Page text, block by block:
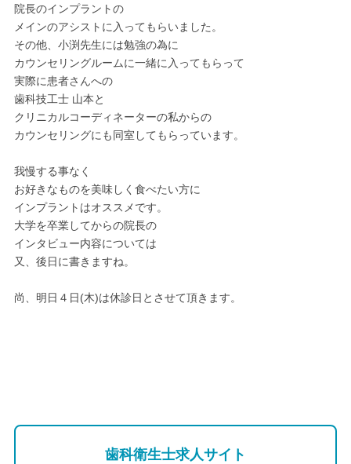
院長のインプラントの
メインのアシストに入ってもらいました。
その他、小渕先生には勉強の為に
カウンセリングルームに一緒に入ってもらって
実際に患者さんへの
歯科技工士 山本と
クリニカルコーディネーターの私からの
カウンセリングにも同室してもらっています。
我慢する事なく
お好きなものを美味しく食べたい方に
インプラントはオススメです。
大学を卒業してからの院長の
インタビュー内容については
又、後日に書きますね。
尚、明日４日(木)は休診日とさせて頂きます。
歯科衛生士求人サイト